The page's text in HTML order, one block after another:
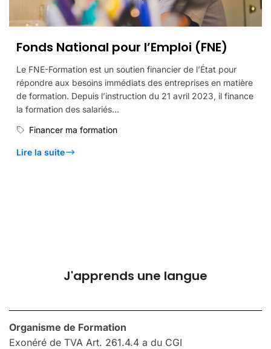
Fonds National pour l’Emploi (FNE)
Le FNE-Formation est un soutien financier de l’État pour
répondre aux besoins immédiats des entreprises en matière
de formation. Depuis l’instruction du 21 avril 2023, il finance
la formation des salariés...
Financer ma formation
Lire la suite
J'apprends une langue
Organisme de Formation
Exonéré de TVA Art. 261.4.4 a du CGI